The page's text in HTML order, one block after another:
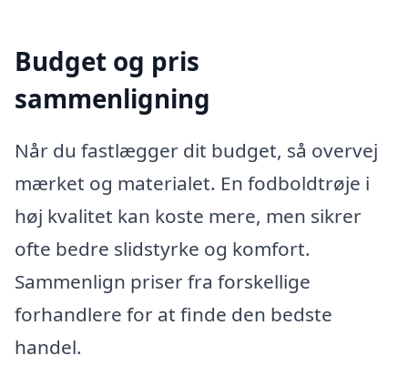
Budget og pris
sammenligning
Når du fastlægger dit budget, så overvej
mærket og materialet. En fodboldtrøje i
høj kvalitet kan koste mere, men sikrer
ofte bedre slidstyrke og komfort.
Sammenlign priser fra forskellige
forhandlere for at finde den bedste
handel.